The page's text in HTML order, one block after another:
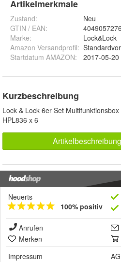
Artikelmerkmale
Zustand:
Neu
GTIN / EAN:
Marke:
Lock&Lock
Amazon Versandprofil:
Startdatum AMAZON: 2017-05-20
Kurzbeschreibung
Lock & Lock 6er Set
HPL836 x 6
Neuerts
100% positiv
Anrufen
Merken
Impressum